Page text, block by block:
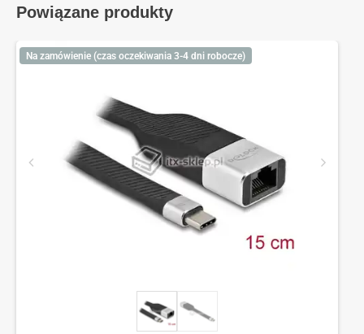
Powiązane produkty
Na zamówienie (czas oczekiwania 3-4 dni robocze)